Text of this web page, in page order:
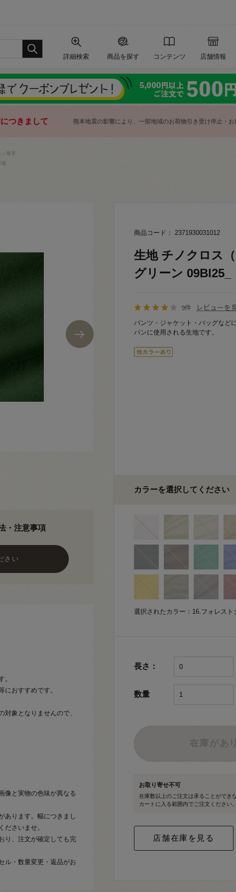
詳細検索 商品を探す コンテンツ 店舗情報
つきまして 熊本地震の影響により、一部地域のお荷物引き受け停止・
厚手
・注意事項
さい
。
おすすめです。
象となりませんので、
像と実物の色味が異なる
あります。幅につきまし
ださいませ。
り、注文が確定しても完
ル・数量変更・返品がお
商品コード： 2371930031012
生地 チノクロス
グリーン 09Bl25_
9件 レビューを
パンツ・ジャケット・バッグなど
パンに使用される生地です。
カラーを選択してください
選択されたカラー：16.フォレスト
長さ：
数量
お取り寄せ不可
在庫数以上のご注文は承ることができ
カートに入る範囲内でご注文ください。